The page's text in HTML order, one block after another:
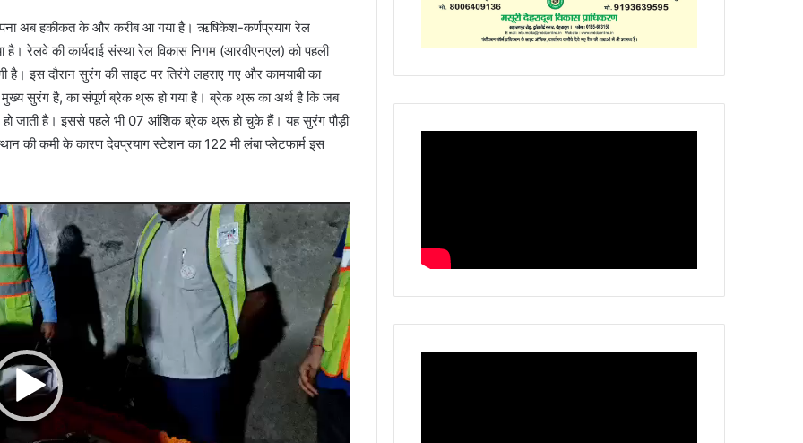
अब हकीकत के और करीब आ गया है। ऋषिकेश-कर्णप्रयाग रेल
है। रेलवे की कार्यदाई संस्था रेल विकास निगम (आरवीएनएल) को पहली
इस दौरान सुरंग की साइट पर तिरंगे लहराए गए और कामयाबी का
मुख्य सुरंग है, का संपूर्ण ब्रेक थ्रू हो गया है। ब्रेक थ्रू का अर्थ है कि जब
जाती है। इससे पहले भी 07 आंशिक ब्रेक थ्रू हो चुके हैं। यह सुरंग पौड़ी
की कमी के कारण देवप्रयाग स्टेशन का 122 मी लंबा प्लेटफार्म इस